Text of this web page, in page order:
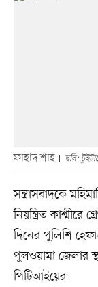
ফাহাদ শাহ ছবি:
সন্ত্রাসবাদকে
নিয়ন্ত্রিত কাশ্মীরে
দিনের পুলিশি
পুলওয়ামা জেলার
পিটিআইয়ের।